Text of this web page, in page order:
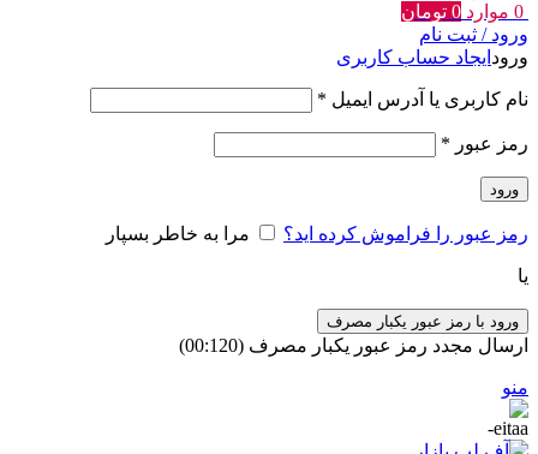
0 موارد 0 تومان
ورود / ثبت نام
ورود ایجاد حساب کاربری
نام کاربری یا آدرس ایمیل *
رمز عبور *
ورود
رمز عبور را فراموش کرده اید؟ مرا به خاطر بسپار
یا
ورود با رمز عبور یکبار مصرف
ارسال مجدد رمز عبور یکبار مصرف (00:
120
)
منو